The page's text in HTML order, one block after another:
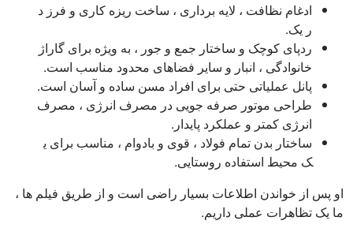
ادغام نظافت ، لایه برداری ، ساخت ریزه کاری و فرز د
ر یک.
ردپای کوچک و ساختار جمع و جور ، به ویژه برای گاراژ
خانوادگی ، انبار و سایر فضاهای محدود مناسب است.
پانل عملیاتی حتی برای افراد مسن ساده و آسان است.
طراحی موتور صرفه جویی در مصرف انرژی ، مصرف
انرژی کمتر و عملکرد پایدار.
ساختار بدن تمام فولاد ، قوی و بادوام ، مناسب برای ی
ک محیط استفاده روستایی.
او پس از خواندن اطلاعات بسیار راضی است و از طریق فیلم ها ،
ما یک تظاهرات عملی داریم.